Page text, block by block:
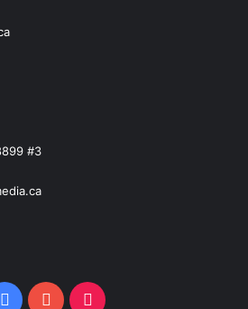
#3
FacebookYouTubeTikTok